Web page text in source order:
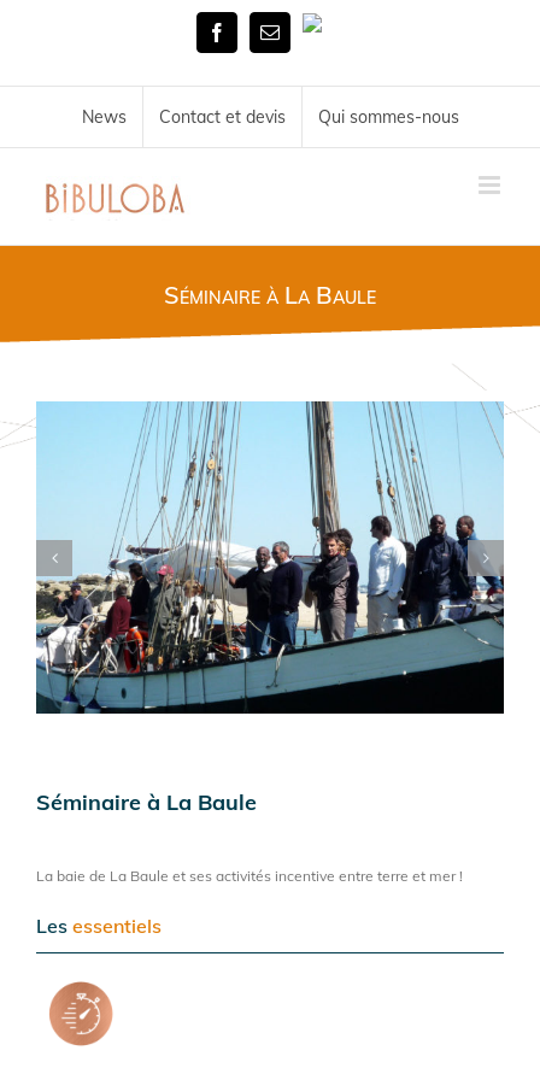
FacebookEmail
Tél.
News Contact et devis Qui sommes-nous
Séminaire à La Baule
Séminaire à La Baule
La baie de La Baule et ses activités incentive entre terre et mer !
Les essentiels